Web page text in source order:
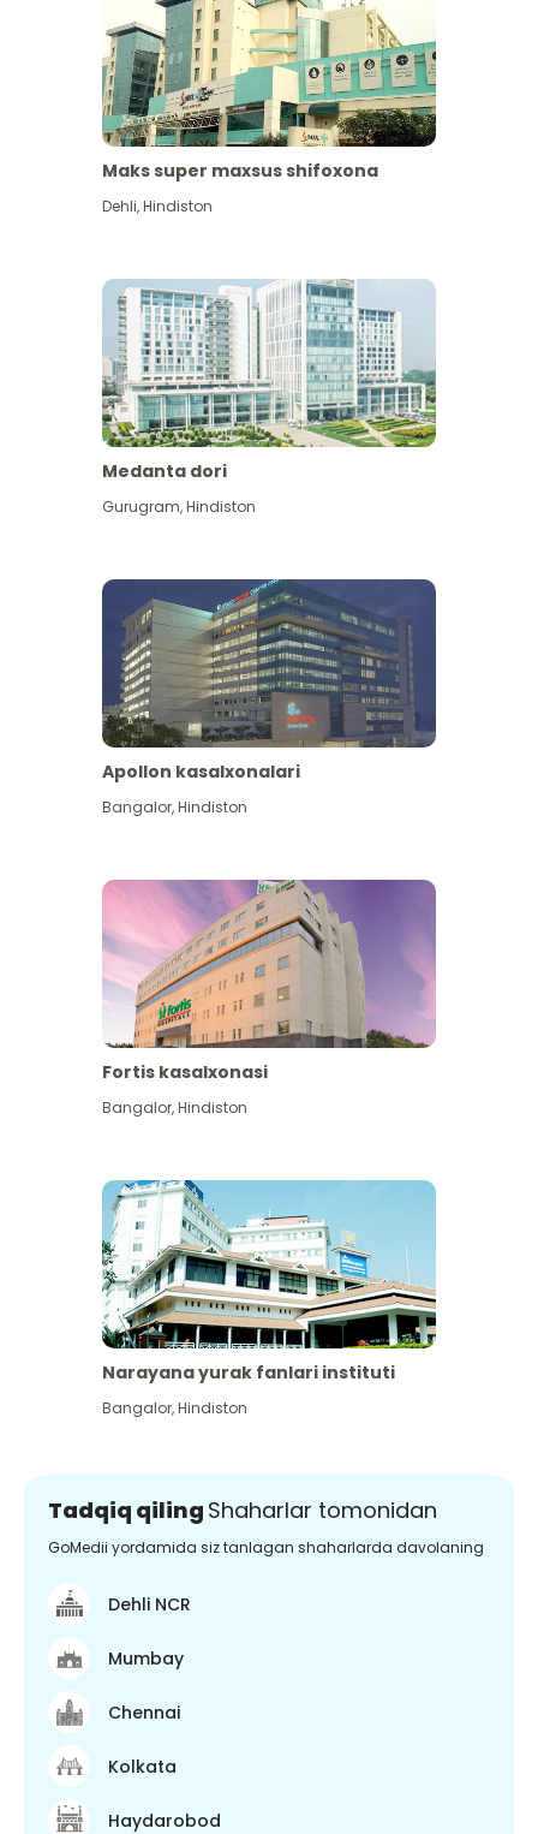
Maks super maxsus shifoxona
Dehli,Hindiston
Medanta dori
Gurugram,Hindiston
Apollon kasalxonalari
Bangalor,Hindiston
Fortis kasalxonasi
Bangalor,Hindiston
Narayana yurak fanlari instituti
Bangalor,Hindiston
Tadqiq qiling Shaharlar tomonidan
GoMedii yordamida siz tanlagan shaharlarda davolaning
Dehli NCR
Mumbay
Chennai
Kolkata
Haydarobod